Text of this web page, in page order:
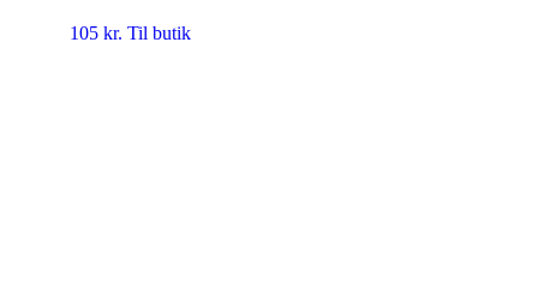
105 kr. Til butik